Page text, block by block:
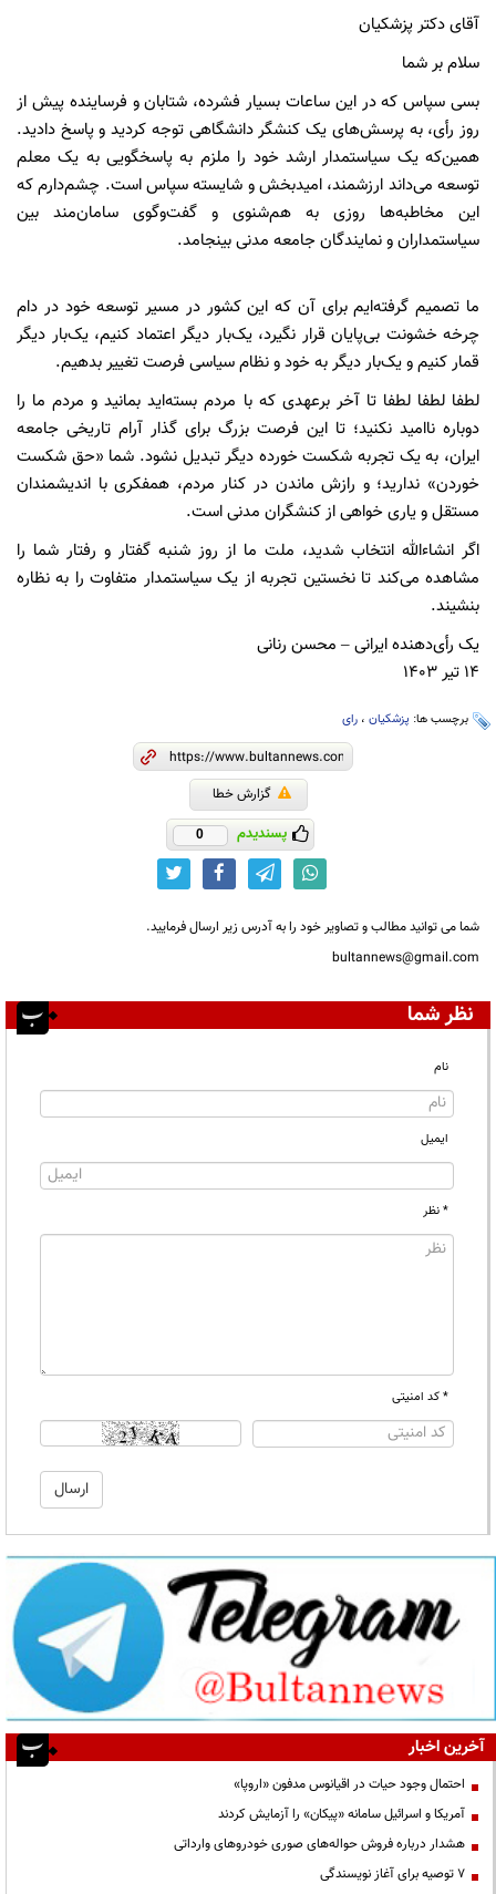
آقای دکتر پزشکیان
سلام بر شما
بسی سپاس که در این ساعات بسیار فشرده، شتابان و فرساینده پیش از
روز رأی، به پرسش‌های یک کنشگر دانشگاهی توجه کردید و پاسخ دادید.
همین‌که یک سیاستمدار ارشد خود را ملزم به پاسخگویی به یک معلم
توسعه می‌داند ارزشمند، امیدبخش و شایسته سپاس است. چشم‌دارم که
این مخاطبه‌ها روزی به هم‌شنوی و گفت‌وگوی سامان‌مند بین
سیاستمداران و نمایندگان جامعه مدنی بینجامد.
ما تصمیم گرفته‌ایم برای آن که این کشور در مسیر توسعه خود در دام
چرخه خشونت بی‌پایان قرار نگیرد، یک‌بار دیگر اعتماد کنیم، یک‌بار دیگر
قمار کنیم و یک‌بار دیگر به خود و نظام سیاسی فرصت تغییر بدهیم.
لطفا لطفا لطفا تا آخر برعهدی که با مردم بسته‌اید بمانید و مردم ما را
دوباره ناامید نکنید؛ تا این فرصت بزرگ برای گذار آرام تاریخی جامعه
ایران، به یک تجربه شکست خورده دیگر تبدیل نشود. شما «حق شکست‌
خوردن» ندارید؛ و رازش ماندن در کنار مردم، همفکری با اندیشمندان
مستقل و یاری خواهی از کنشگران مدنی است.
اگر انشاءالله انتخاب شدید، ملت ما از روز شنبه گفتار و رفتار شما را
مشاهده می‌کند تا نخستین تجربه از یک سیاستمدار متفاوت را به نظاره
بنشیند.
یک رأی‌دهنده ایرانی – محسن رنانی
۱۴ تیر ۱۴۰۳
برچسب ها: پزشکیان ، رای
گزارش خطا
پسندیدم 0
شما می توانید مطالب و تصاویر خود را به آدرس زیر ارسال فرمایید.
bultannews@gmail.com
نظر شما
نام
ایمیل
* نظر
* کد امنیتی
آخرین اخبار
احتمال وجود حیات در اقیانوس مدفون «اروپا»
آمریکا و اسرائیل سامانه «پیکان» را آزمایش کردند
هشدار درباره فروش حواله‌های صوری خودروهای وارداتی
۷ توصیه برای آغاز نویسندگی